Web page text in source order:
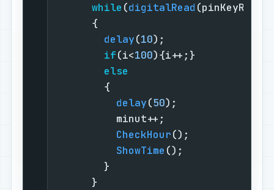
while (digitalRead
delay(10
if(i<100
else
delay(50
CheckHour
ShowTime